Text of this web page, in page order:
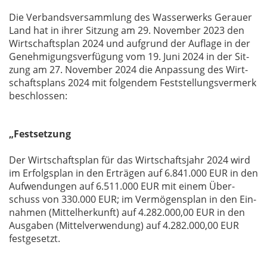
Die Ver­bands­ver­samm­lung des Was­ser­werks Ge­r­au­er
Land hat in ih­rer Sit­zung am 29. No­vem­ber 2023 den
Wirt­schafts­plan 2024 und auf­grund der Auf­la­ge in der
Ge­neh­mi­gungs­ver­fü­gung vom 19. Juni 2024 in der Sit­
zung am 27. No­vem­ber 2024 die An­pas­sung des Wirt­
schafts­plans 2024 mit fol­gen­dem Fest­stel­lungs­ver­merk
be­schlos­sen:
„Festsetzung
Der Wirt­schafts­plan für das Wirt­schafts­jahr 2024 wird
im Er­folgs­plan in den Er­trä­gen auf 6.841.000 EUR in den
Auf­wen­dun­gen auf 6.511.000 EUR mit ei­nem Über­
schuss von 330.000 EUR; im Ver­mö­gens­plan in den Ein­
nah­men (Mit­tel­her­kunft) auf 4.282.000,00 EUR in den
Aus­ga­ben (Mit­tel­ver­wen­dung) auf 4.282.000,00 EUR
fest­ge­setzt.